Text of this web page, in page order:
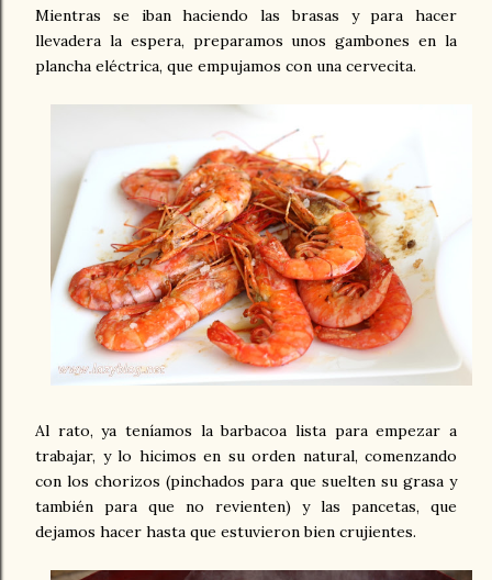
Mientras se iban haciendo las brasas y para hacer
llevadera la espera, preparamos unos gambones en la
plancha eléctrica, que empujamos con una cervecita.
Al rato, ya teníamos la barbacoa lista para empezar a
trabajar, y lo hicimos en su orden natural, comenzando
con los chorizos (pinchados para que suelten su grasa y
también para que no revienten) y las pancetas, que
dejamos hacer hasta que estuvieron bien crujientes.